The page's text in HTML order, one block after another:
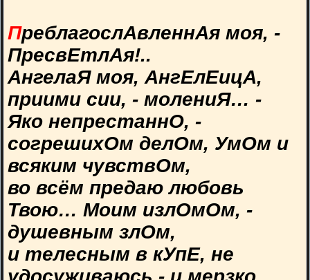
ПреблагослАвленнАя моя, -
ПресвЕтлАя!..
АнгелаЯ моя, АнгЕлЕицА,
приими сии, - молениЯ… -
Яко непрестаннО, -
согрешихОм делОм, УмОм и
всяким чувствОм,
во всём предаю любовь
Твою… Моим излОмОм, -
душевным злОм,
и телесным в кУпЕ, не